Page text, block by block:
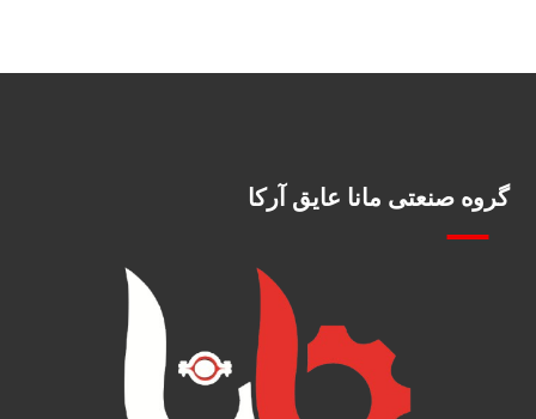
گروه صنعتی مانا عایق آرکا